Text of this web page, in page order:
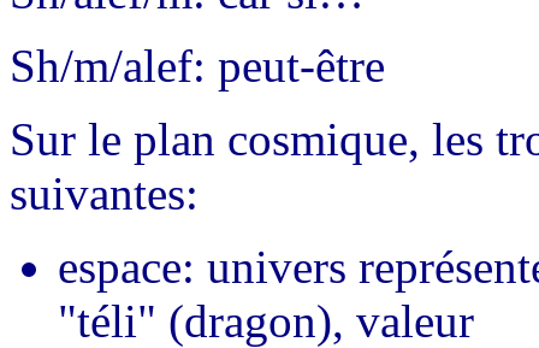
Sh/m/alef: peut-être
Sur le plan cosmique, les
suivantes:
espace: univers
"téli" (dragon), valeur